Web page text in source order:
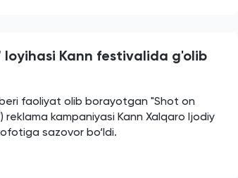
loyihasi Kann festivalida g'olib
faoliyat olib borayotgan "Shot on
kampaniyasi Kann Xalqaro Ijodiy
sazovor bo‘ldi.